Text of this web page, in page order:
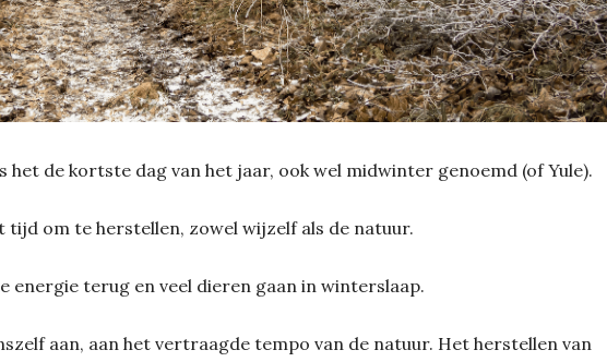
het de kortste dag van het jaar, ook wel midwinter genoemd (of Yule).
tijd om te herstellen, zowel wijzelf als de natuur.
energie terug en veel dieren gaan in winterslaap.
aan, aan het vertraagde tempo van de natuur. Het herstellen van